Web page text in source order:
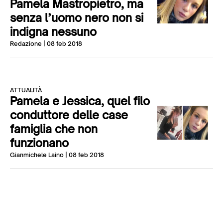
Pamela Mastropietro, ma
senza l’uomo nero non si
indigna nessuno
Redazione | 08 feb 2018
ATTUALITÀ
Pamela e Jessica, quel filo
conduttore delle case
famiglia che non
funzionano
Gianmichele Laino | 08 feb 2018